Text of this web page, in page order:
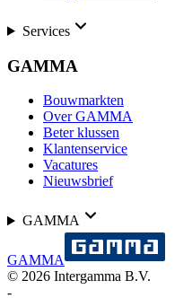
Services
GAMMA
Bouwmarkten
Over GAMMA
Beter klussen
Klantenservice
Vacatures
Nieuwsbrief
GAMMA
GAMMA
© 2026 Intergamma B.V.
-